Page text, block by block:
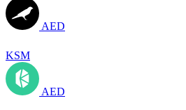
AED
KSM
AED